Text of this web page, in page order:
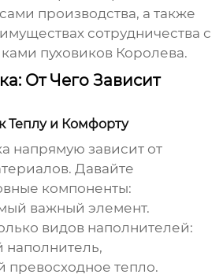
производства, а также
сотрудничества с
пуховиков Королева.
От Чего Зависит
Теплу и Комфорту
напрямую зависит от
Давайте
компоненты:
важный элемент.
видов наполнителей:
наполнитель,
тепло.